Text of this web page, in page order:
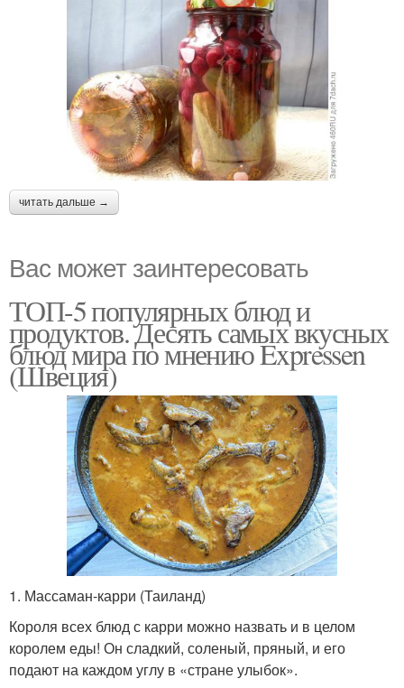
читать дальше →
Вас может заинтересовать
ТОП-5 популярных блюд и
продуктов. Десять самых вкусных
блюд мира по мнению Expressen
(Швеция)
1. Массаман-карри (Таиланд)
Короля всех блюд с карри можно назвать и в целом
королем еды! Он сладкий, соленый, пряный, и его
подают на каждом углу в «стране улыбок».